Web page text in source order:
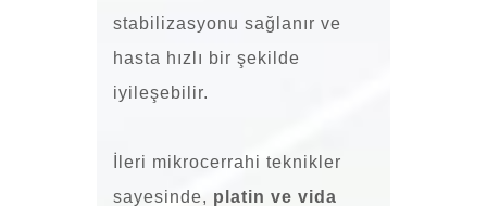
stabilizasyonu sağlanır ve
hasta hızlı bir şekilde
iyileşebilir.
İleri mikrocerrahi teknikler
sayesinde, platin ve vida